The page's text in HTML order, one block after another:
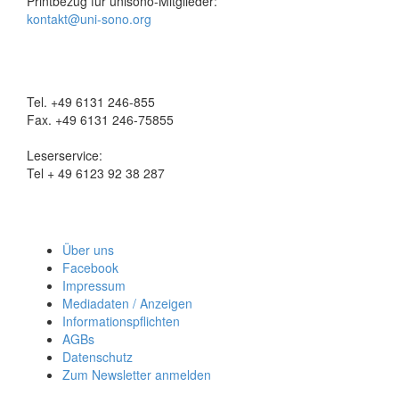
kontakt@uni-sono.org
Tel. +49 6131 246-855
Fax. +49 6131 246-75855
Leserservice:
Tel + 49 6123 92 38 287
Über uns
Facebook
Impressum
Mediadaten / Anzeigen
Informationspflichten
AGBs
Datenschutz
Zum Newsletter anmelden